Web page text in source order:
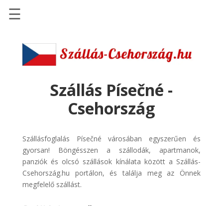
Szállások
Szállásinfo.eu
pénzvisszatérítéssel
Discover
Cars
Transzfer
☰
Szállás Písečné -
Csehország
Szállásfoglalás Písečné városában egyszerűen és
gyorsan! Böngésszen a szállodák, apartmanok,
panziók és olcsó szállások kínálata között a Szállás-
Csehország.hu portálon, és találja meg az Önnek
megfelelő szállást.